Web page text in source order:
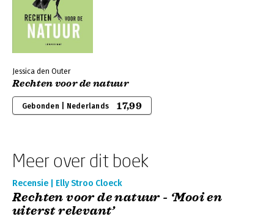
Jessica den Outer
Rechten voor de natuur
Gebonden | Nederlands 17,99
Meer over dit boek
Recensie | Elly Stroo Cloeck
Rechten voor de natuur - ‘Mooi en
uiterst relevant’